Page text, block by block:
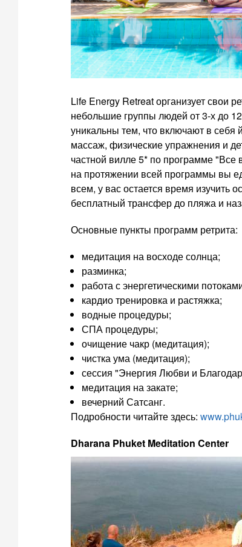
Life Energy Retreat организует свои
небольшие группы людей от 3-х до
уникальны тем, что включают в
массаж, физические упражнения и
частной вилле 5* по программе "Все
на протяжении всей программы вы
всем, у вас остается время изучить
бесплатный трансфер до пляжа и
Основные пункты программ ретрита:
медитация на восходе солнца;
разминка;
работа с энергетическими
кардио тренировка и растяжка;
водные процедуры;
СПА процедуры;
очищение чакр (медитация);
чистка ума (медитация);
сессия "Энергия Любви и
медитация на закате;
вечерний Сатсанг.
Подробности читайте здесь:
Dharana Phuket Meditation Center